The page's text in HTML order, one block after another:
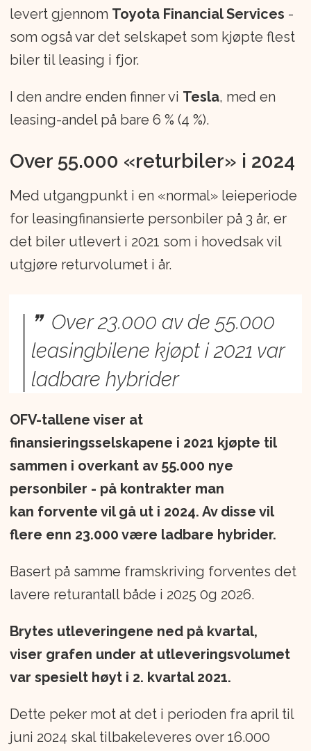
levert gjennom Toyota Financial Services -
som også var det selskapet som kjøpte flest
biler til leasing i fjor.
I den andre enden finner vi Tesla, med en
leasing-andel på bare 6 % (4 %).
Over 55.000 «returbiler» i 2024
Med utgangpunkt i en «normal» leieperiode
for leasingfinansierte personbiler på 3 år, er
det biler utlevert i 2021 som i hovedsak vil
utgjøre returvolumet i år.
Over 23.000 av de 55.000
leasingbilene kjøpt i 2021 var
ladbare hybrider
OFV-tallene viser at
finansieringsselskapene i 2021 kjøpte til
sammen i overkant av 55.000 nye
personbiler - på kontrakter man
kan forvente vil gå ut i 2024. Av disse vil
flere enn 23.000 være ladbare hybrider.
Basert på samme framskriving forventes det
lavere returantall både i 2025 0g 2026.
Brytes utleveringene ned på kvartal,
viser grafen under at utleveringsvolumet
var spesielt høyt i 2. kvartal 2021.
Dette peker mot at det i perioden fra april til
juni 2024 skal tilbakeleveres over 16.000